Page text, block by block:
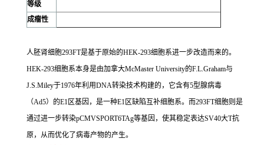
等级
成瘤性
人胚肾细胞293FT是基于原始的HEK-293细胞系进一步改造而来的。
HEK-293细胞系本身是由加拿大McMaster University的F.L.Graham与
J.S.Miley于1976年利用DNA转染技术构建的，它含有5型腺病毒
（Ad5）的E1区基因，是一种E1区缺陷互补细胞系。而293FT细胞则是
通过进一步转染pCMVSPORT6TAg等基因，使其稳定表达SV40大T抗
原，从而优化了病毒产物的产生。